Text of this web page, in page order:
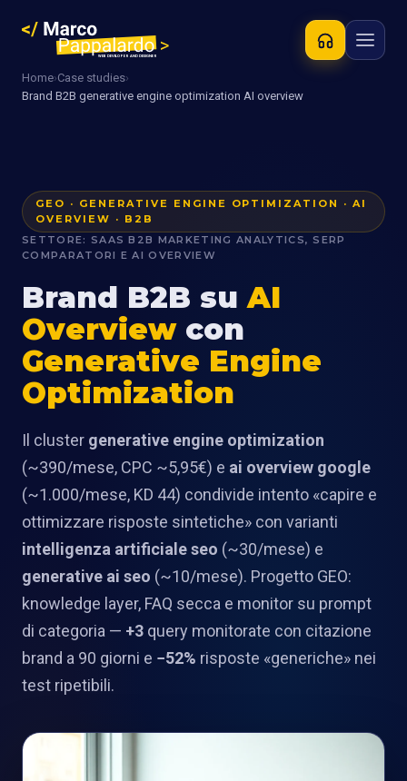
Home›Case studies›
Brand B2B generative engine optimization AI overview
GEO · GENERATIVE ENGINE OPTIMIZATION · AI
OVERVIEW · B2B
SETTORE: SAAS B2B MARKETING ANALYTICS, SERP
COMPARATORI E AI OVERVIEW
Brand B2B suAI
Overviewcon
Generative Engine
Optimization
Il cluster generative engine optimization
(~390/mese, CPC ~5,95€) e ai overview google
(~1.000/mese, KD 44) condivide intento «capire e
ottimizzare risposte sintetiche» con varianti
intelligenza artificiale seo (~30/mese) e
generative ai seo (~10/mese). Progetto GEO:
knowledge layer, FAQ secca e monitor su prompt
di categoria — +3 query monitorate con citazione
brand a 90 giorni e −52% risposte «generiche» nei
test ripetibili.